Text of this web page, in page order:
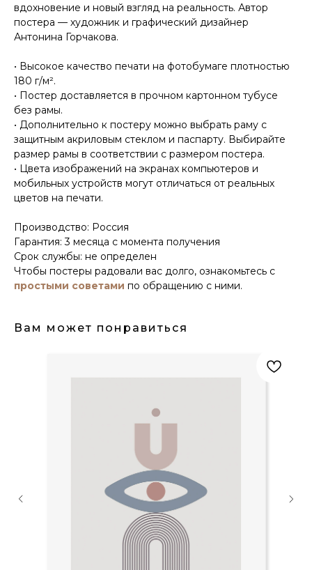
вдохновение и новый взгляд на реальность. Автор
постера — художник и графический дизайнер
Антонина Горчакова.
• Высокое качество печати на фотобумаге плотностью
180 г/м².
• Постер доставляется в прочном картонном тубусе
без рамы.
• Дополнительно к постеру можно выбрать раму с
защитным акриловым стеклом и паспарту. Выбирайте
размер рамы в соответствии с размером постера.
• Цвета изображений на экранах компьютеров и
мобильных устройств могут отличаться от реальных
цветов на печати.
Производство: Россия
Гарантия: 3 месяца с момента получения
Срок службы: не определен
Чтобы постеры радовали вас долго, ознакомьтесь с
простыми советами по обращению с ними.
Вам может понравиться